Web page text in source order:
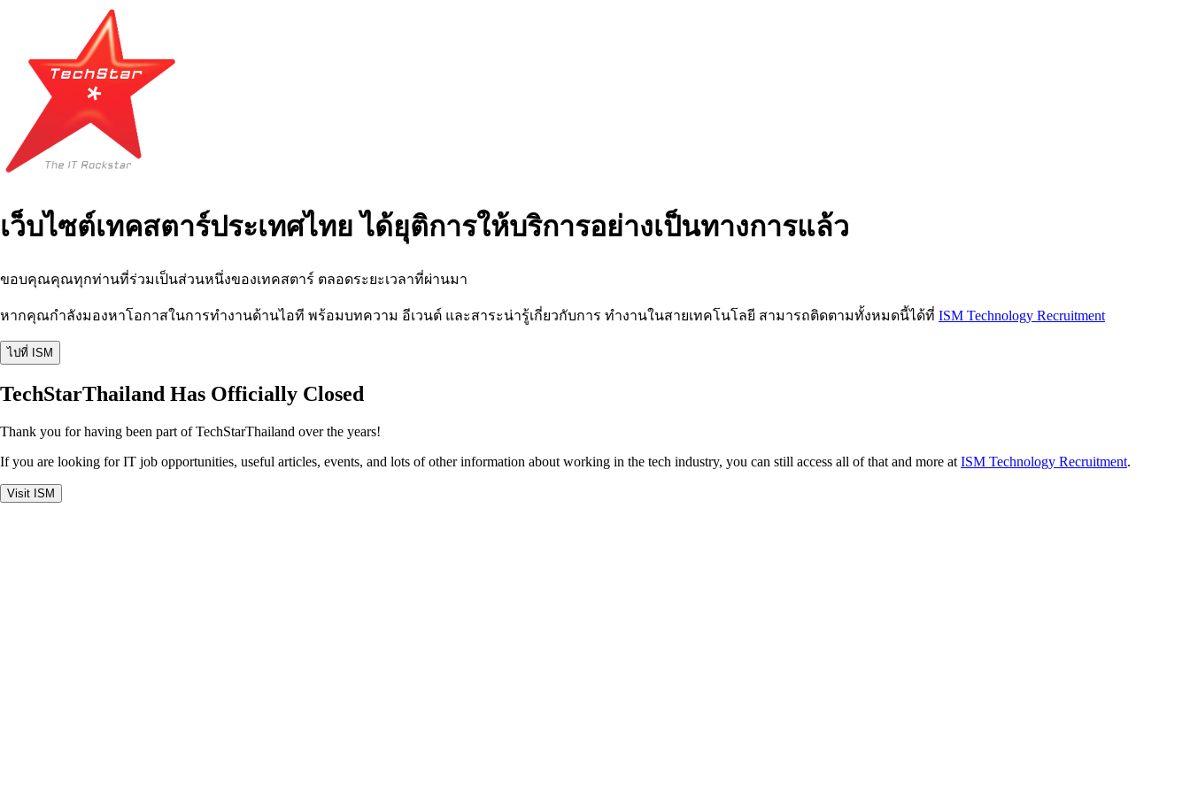
เว็บไซต์เทคสตาร์ประเทศไทย ได้ยุติการให้บริการอย่างเป็นทางการแล้ว
ขอบคุณคุณทุกท่านที่ร่วมเป็นส่วนหนึ่งของเทคสตาร์ ตลอดระยะเวลาที่ผ่านมา
หากคุณกำลังมองหาโอกาสในการทำงานด้านไอที พร้อมบทความ อีเวนต์ และสาระน่ารู้เกี่ยวกับการ ทำงานในสายเทคโนโลยี สามารถติดตามทั้งหมดนี้ได้ที่ ISM Technology Recruitment
ไปที่ ISM
TechStarThailand Has Officially Closed
Thank you for having been part of TechStarThailand over the years!
If you are looking for IT job opportunities, useful articles, events, and lots of other information about working in the tech industry, you can still access all of that and more at ISM Technology Recruitment.
Visit ISM